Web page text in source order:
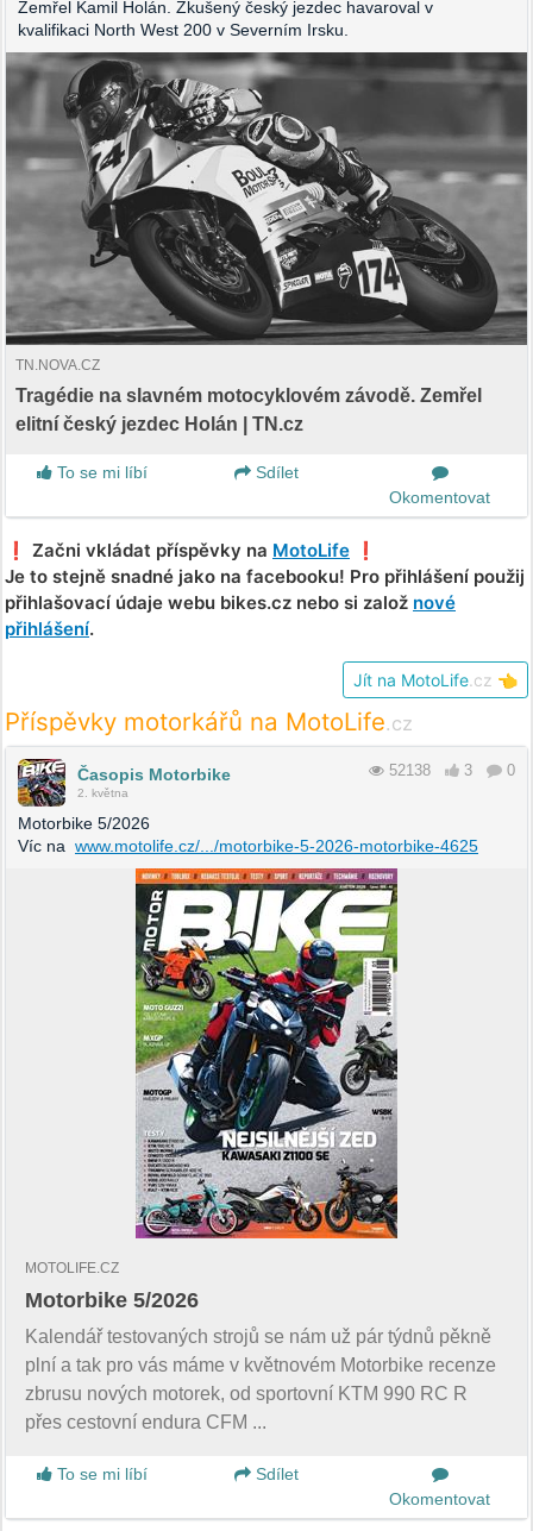
Zemřel Kamil Holán. Zkušený český jezdec havaroval v
kvalifikaci North West 200 v Severním Irsku.
TN.NOVA.CZ
Tragédie na slavném motocyklovém závodě. Zemřel
elitní český jezdec Holán | TN.cz
To se mi líbí
Sdílet
Okomentovat
❗️ Začni vkládat příspěvky na MotoLife ❗️
Je to stejně snadné jako na facebooku! Pro přihlášení použij
přihlašovací údaje webu bikes.cz nebo si založ nové
přihlášení.
Jít na MotoLife .cz 👈
Příspěvky motorkářů na MotoLife.cz
Časopis Motorbike
2. května
52138 3 0
Motorbike 5/2026
Víc na www.motolife.cz/.../motorbike-5-2026-motorbike-4625
MOTOLIFE.CZ
Motorbike 5/2026
Kalendář testovaných strojů se nám už pár týdnů pěkně
plní a tak pro vás máme v květnovém Motorbike recenze
zbrusu nových motorek, od sportovní KTM 990 RC R
přes cestovní endura CFM ...
To se mi líbí
Sdílet
Okomentovat